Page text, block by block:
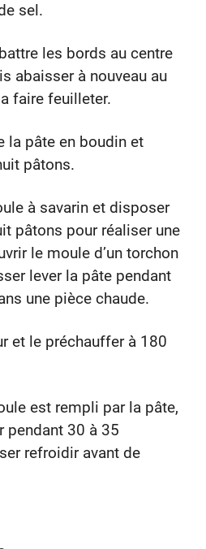
sel.
les bords au centre
abaisser à nouveau au
faire feuilleter.
la pâte en boudin et
pâtons.
à savarin et disposer
pâtons pour réaliser une
le moule d’un torchon
lever la pâte pendant
une pièce chaude.
et le préchauffer à 180
est rempli par la pâte,
pendant 30 à 35
refroidir avant de